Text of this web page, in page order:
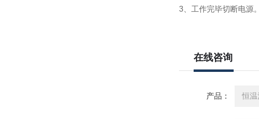
3、工作完毕切断电源。
在线咨询
产品：